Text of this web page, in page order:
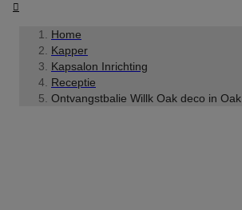

Home
Kapper
Kapsalon Inrichting
Receptie
Ontvangstbalie Willk Oak deco in Oak